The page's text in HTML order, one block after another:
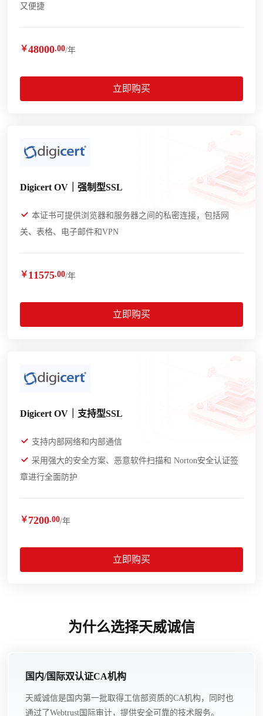
又便捷
￥48000.00/年
立即购买
Digicert OV｜强制型SSL
本证书可提供浏览器和服务器之间的私密连接，包括网
关、表格、电子邮件和VPN
￥ 11575.00/年
立即购买
Digicert OV｜支持型SSL
支持内部网络和内部通信
采用强大的安全方案、恶意软件扫描和 Norton安全认证签
章进行全面防护
￥ 7200.00/年
立即购买
为什么选择天威诚信
国内/国际双认证CA机构
天威诚信是国内第一批取得工信部资质的CA机构，同时也
通过了Webtrust国际审计，提供安全可靠的技术服务。